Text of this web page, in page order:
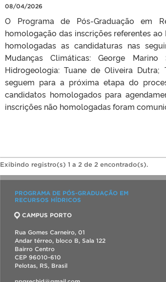
08/04/2026
O Programa de Pós-Graduação em
homologação das inscrições referentes
homologadas as candidaturas nas
Mudanças Climáticas: George
Hidrogeologia: Tuane de Oliveira
seguem para a próxima etapa do
candidatos homologados para
inscrições não homologadas foram
Exibindo registro(s) 1 a 2 de 2 encontrado(s).
PROGRAMA DE PÓS-GRADUAÇÃO EM
RECURSOS HÍDRICOS
CAMPUS PORTO
Rua Gomes Carneiro, 01
Andar térreo, bloco B, Sala 122
Bairro Centro
CEP 96010-610
Pelotas, RS, Brasil